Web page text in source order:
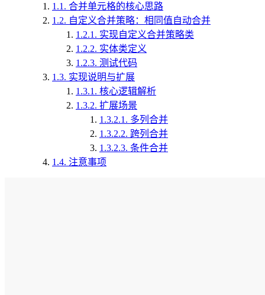
1.1. 合并单元格的核心思路
1.2. 自定义合并策略：相同值自动合并
1.2.1. 实现自定义合并策略类
1.2.2. 实体类定义
1.2.3. 测试代码
1.3. 实现说明与扩展
1.3.1. 核心逻辑解析
1.3.2. 扩展场景
1.3.2.1. 多列合并
1.3.2.2. 跨列合并
1.3.2.3. 条件合并
1.4. 注意事项